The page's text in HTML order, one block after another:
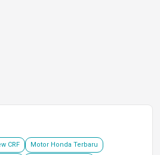
CRF Motor Honda Terbaru